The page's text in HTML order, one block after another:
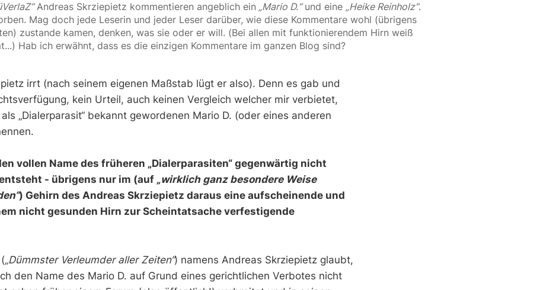
Andreas Skrziepietz kommentieren angeblich ein „Mario D.“ und eine „Heike Reinholz“.
Mag doch jede Leserin und jeder Leser darüber, wie diese Kommentare wohl (übrigens
zustande kamen, denken, was sie oder er will. (Bei allen mit funktionierendem Hirn weiß
Hab ich erwähnt, dass es die einzigen Kommentare im ganzen Blog sind?
irrt (nach seinem eigenen Maßstab lügt er also). Denn es gab und
kein Urteil, auch keinen Vergleich welcher mir verbietet,
„Dialerparasit“ bekannt gewordenen Mario D. (oder eines anderen
vollen Name des früheren „Dialerparasiten“ gegenwärtig nicht
- übrigens nur im (auf „wirklich ganz besondere Weise
) Gehirn des Andreas Skrziepietz daraus eine aufscheinende und
nicht gesunden Hirn zur Scheintatsache verfestigende
„Dümmster Verleumder aller Zeiten“) namens Andreas Skrziepietz glaubt,
den Name des Mario D. auf Grund eines gerichtlichen Verbotes nicht